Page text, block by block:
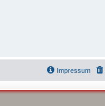
Impressum